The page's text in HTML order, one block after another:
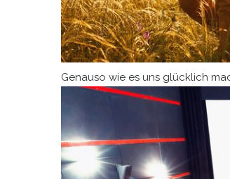
Genauso wie es uns glücklich